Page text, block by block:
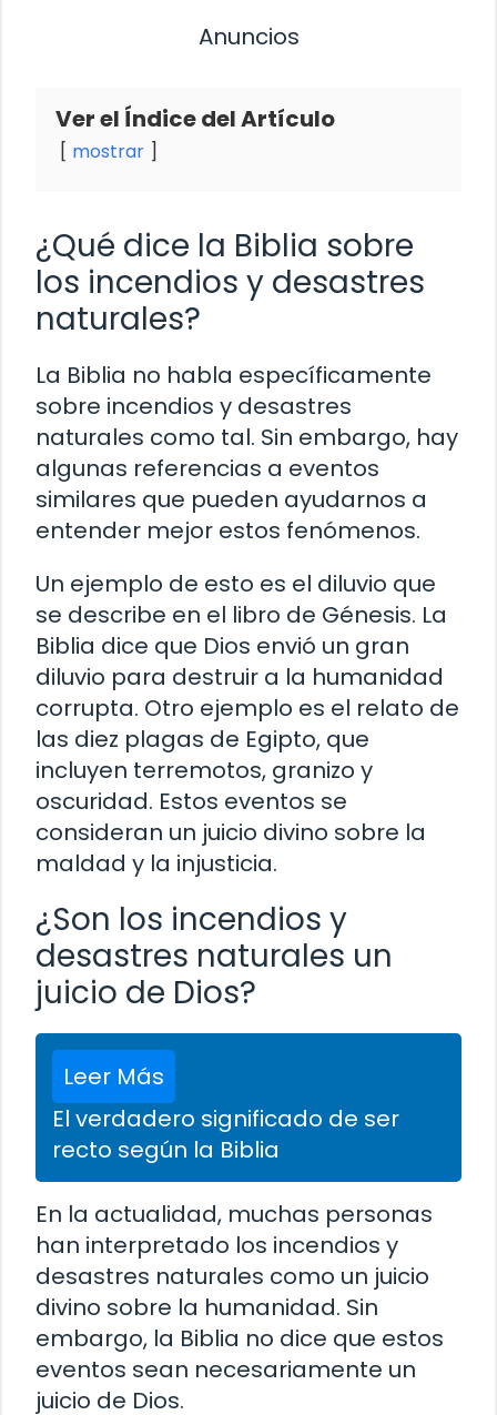
Anuncios
Ver el Índice del Artículo
mostrar
¿Qué dice la Biblia sobre
los incendios y desastres
naturales?
La Biblia no habla específicamente
sobre incendios y desastres
naturales como tal. Sin embargo, hay
algunas referencias a eventos
similares que pueden ayudarnos a
entender mejor estos fenómenos.
Un ejemplo de esto es el diluvio que
se describe en el libro de Génesis. La
Biblia dice que Dios envió un gran
diluvio para destruir a la humanidad
corrupta. Otro ejemplo es el relato de
las diez plagas de Egipto, que
incluyen terremotos, granizo y
oscuridad. Estos eventos se
consideran un juicio divino sobre la
maldad y la injusticia.
¿Son los incendios y
desastres naturales un
juicio de Dios?
Leer Más
El verdadero significado de ser
recto según la Biblia
En la actualidad, muchas personas
han interpretado los incendios y
desastres naturales como un juicio
divino sobre la humanidad. Sin
embargo, la Biblia no dice que estos
eventos sean necesariamente un
juicio de Dios.